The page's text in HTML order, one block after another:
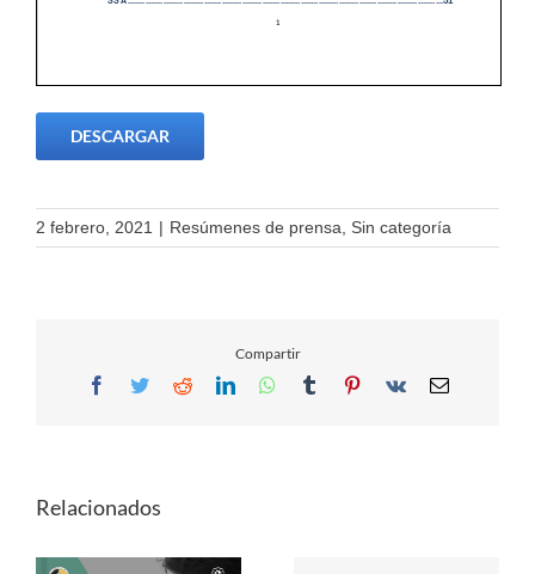
DESCARGAR
2 febrero, 2021 | Resúmenes de prensa, Sin categoría
Compartir
Facebook
TwitterRedditLinkedInWhatsApp
TumblrPinterest
Vk Email
Relacionados